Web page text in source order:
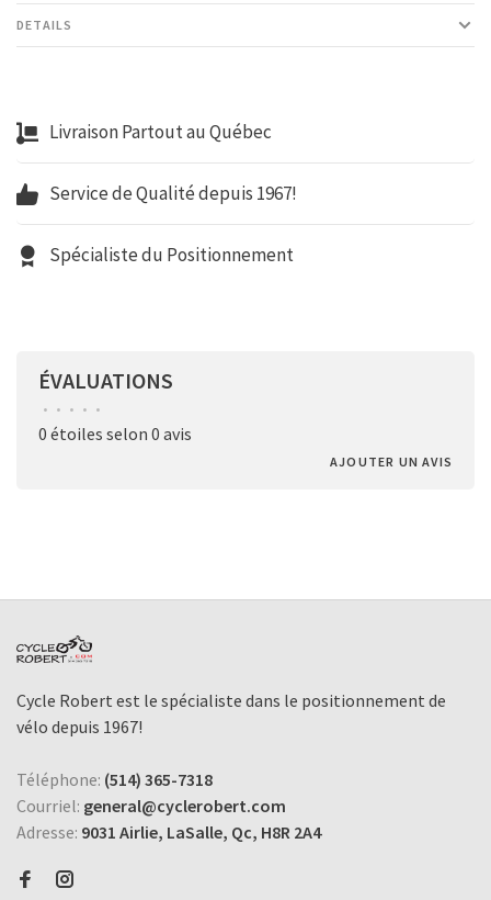
DETAILS
Livraison Partout au Québec
Service de Qualité depuis 1967!
Spécialiste du Positionnement
ÉVALUATIONS
• • • • •
0 étoiles selon 0 avis
AJOUTER UN AVIS
Cycle Robert est le spécialiste dans le positionnement de
vélo depuis 1967!
Téléphone: (514) 365-7318
Courriel: general@cyclerobert.com
Adresse: 9031 Airlie, LaSalle, Qc, H8R 2A4